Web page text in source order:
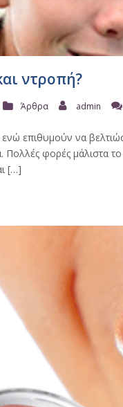
ντροπή?
Άρθρα admin
επιθυμούν να
Πολλές φορές μάλιστα
[…]